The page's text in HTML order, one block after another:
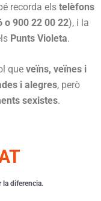
recorda els telèfons
o 900 22 00 22), i la
Punts Violeta.
que veïns, veïnes i
i alegres, però
sexistes.
la diferencia.